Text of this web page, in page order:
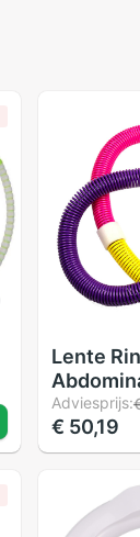
Lente
Gym
Adviesprijs:
€ 50,19